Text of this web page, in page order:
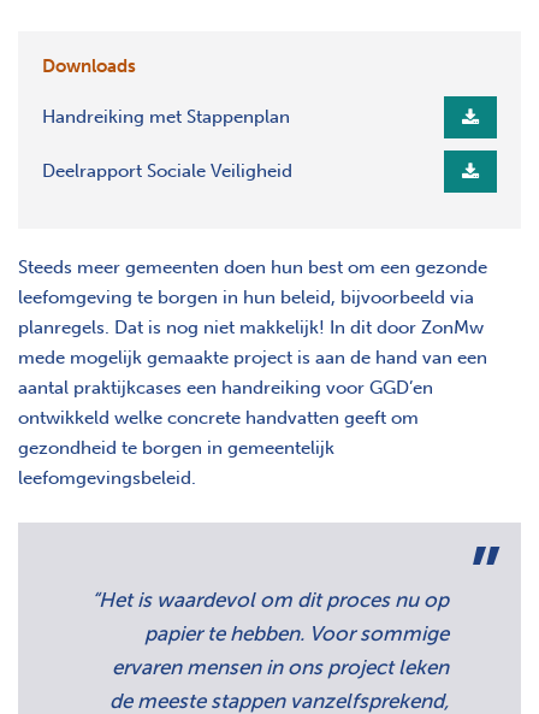
Downloads
Handreiking met Stappenplan
Deelrapport Sociale Veiligheid
Steeds meer gemeenten doen hun best om een gezonde
leefomgeving te borgen in hun beleid, bijvoorbeeld via
planregels. Dat is nog niet makkelijk! In dit door ZonMw
mede mogelijk gemaakte project is aan de hand van een
aantal praktijkcases een handreiking voor GGD’en
ontwikkeld welke concrete handvatten geeft om
gezondheid te borgen in gemeentelijk
leefomgevingsbeleid.
“Het is waardevol om dit proces nu op
papier te hebben. Voor sommige
ervaren mensen in ons project leken
de meeste stappen vanzelfsprekend,